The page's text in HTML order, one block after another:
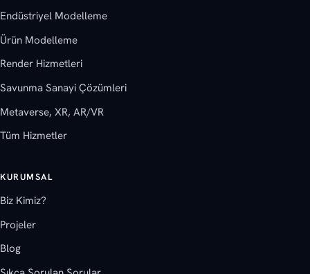
Endüstriyel Modelleme
Ürün Modelleme
Render Hizmetleri
Savunma Sanayi Çözümleri
Metaverse, XR, AR/VR
Tüm Hizmetler
KURUMSAL
Biz Kimiz?
Projeler
Blog